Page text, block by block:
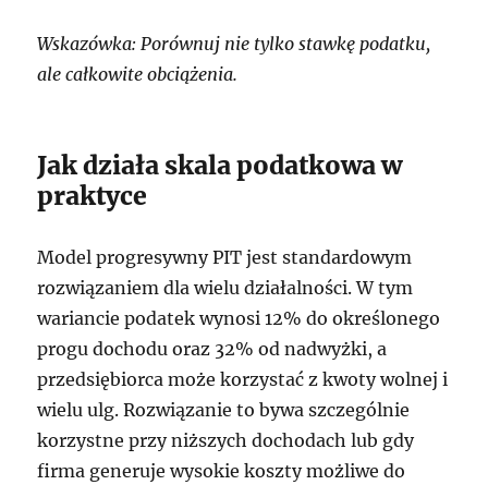
Wskazówka: Porównuj nie tylko stawkę podatku,
ale całkowite obciążenia.
Jak działa skala podatkowa w
praktyce
Model progresywny PIT jest standardowym
rozwiązaniem dla wielu działalności. W tym
wariancie podatek wynosi 12% do określonego
progu dochodu oraz 32% od nadwyżki, a
przedsiębiorca może korzystać z kwoty wolnej i
wielu ulg. Rozwiązanie to bywa szczególnie
korzystne przy niższych dochodach lub gdy
firma generuje wysokie koszty możliwe do